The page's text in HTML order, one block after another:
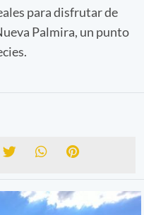
para disfrutar de
Palmira, un punto